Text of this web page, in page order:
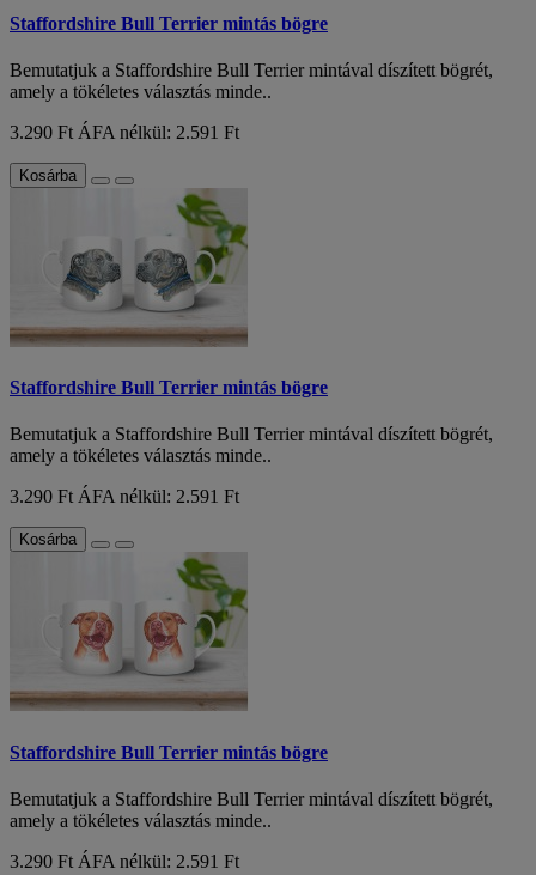
Staffordshire Bull Terrier mintás bögre
Bemutatjuk a Staffordshire Bull Terrier mintával díszített bögrét,
amely a tökéletes választás minde..
3.290 Ft ÁFA nélkül: 2.591 Ft
Kosárba
Staffordshire Bull Terrier mintás bögre
Bemutatjuk a Staffordshire Bull Terrier mintával díszített bögrét,
amely a tökéletes választás minde..
3.290 FtÁFA nélkül: 2.591 Ft
Kosárba
Staffordshire Bull Terrier mintás bögre
Bemutatjuk a Staffordshire Bull Terrier mintával díszített bögrét,
amely a tökéletes választás minde..
3.290 Ft ÁFA nélkül: 2.591 Ft